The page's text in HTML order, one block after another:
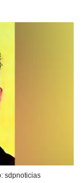
sdpnoticias